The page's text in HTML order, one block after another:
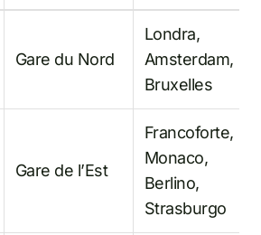
Gare du Nord
Londra,
Amsterdam,
Bruxelles
Gare de l’Est
Francoforte,
Monaco,
Berlino,
Strasburgo